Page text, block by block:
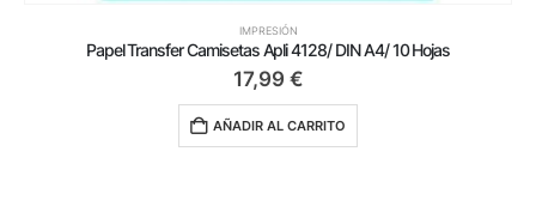
IMPRESIÓN
Papel Transfer Camisetas Apli 4128/ DIN A4/ 10 Hojas
17,99 €
AÑADIR AL CARRITO